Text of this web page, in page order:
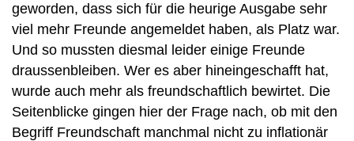
geworden, dass sich für die heurige Ausgabe sehr
viel mehr Freunde angemeldet haben, als Platz war.
Und so mussten diesmal leider einige Freunde
draussenbleiben. Wer es aber hineingeschafft hat,
wurde auch mehr als freundschaftlich bewirtet. Die
Seitenblicke gingen hier der Frage nach, ob mit den
Begriff Freundschaft manchmal nicht zu inflationär